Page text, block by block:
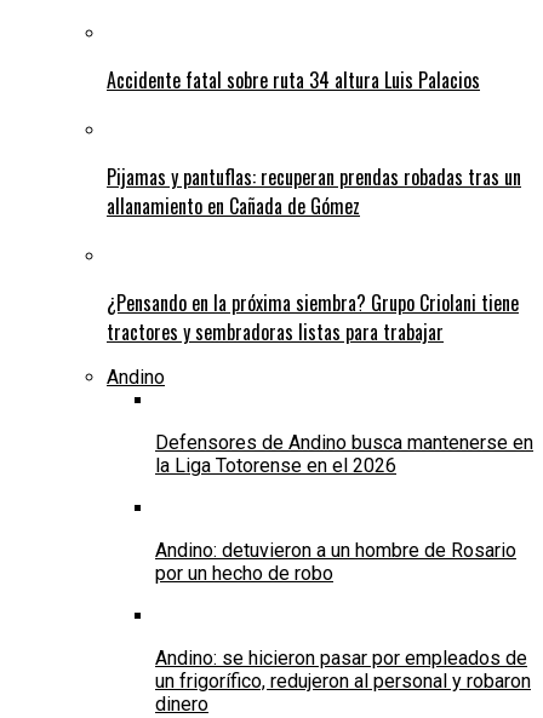
Accidente fatal sobre ruta 34 altura Luis Palacios
Pijamas y pantuflas: recuperan prendas robadas tras un
allanamiento en Cañada de Gómez
¿Pensando en la próxima siembra? Grupo Criolani tiene
tractores y sembradoras listas para trabajar
Andino
Defensores de Andino busca mantenerse en
la Liga Totorense en el 2026
Andino: detuvieron a un hombre de Rosario
por un hecho de robo
Andino: se hicieron pasar por empleados de
un frigorífico, redujeron al personal y robaron
dinero